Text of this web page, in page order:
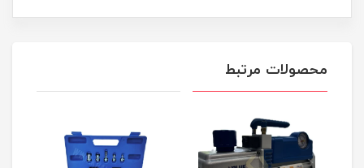
محصولات مرتبط